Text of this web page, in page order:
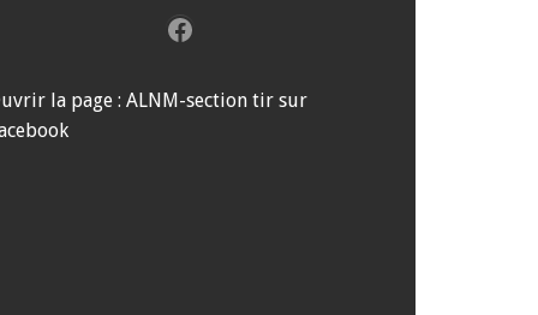
Facebook
la page : ALNM-section tir sur